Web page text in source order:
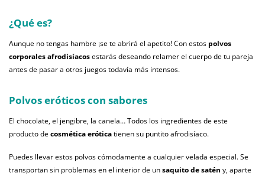
¿Qué es?
Aunque no tengas hambre ¡se te abrirá el apetito! Con estos polvos
corporales afrodisíacosestarás deseando relamer el cuerpo de tu pareja
antes de pasar a otros juegos todavía más intensos.
Polvos eróticos con sabores
El chocolate, el jengibre, la canela… Todos los ingredientes de este
producto decosmética eróticatienen su puntito afrodisíaco.
Puedes llevar estos polvos cómodamente a cualquier velada especial. Se
transportan sin problemas en el interior de unsaquito de satén y, aparte